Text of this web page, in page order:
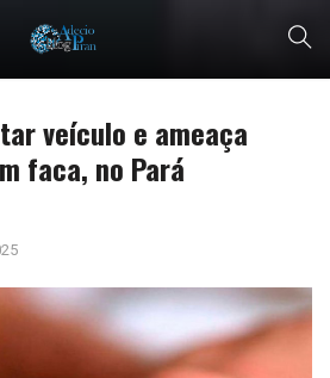
veículo e ameaça
faca, no Pará